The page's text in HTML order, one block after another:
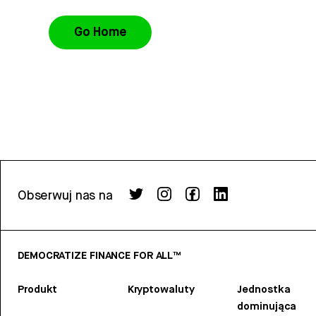
Go Home
Obserwuj nas na
DEMOCRATIZE FINANCE FOR ALL™
Produkt Kryptowaluty
Jednostka
dominująca